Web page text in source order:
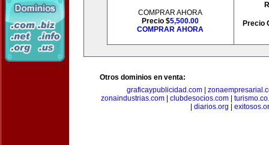
COMPRAR AHORA
Precio $5,500.00
COMPRAR AHORA
Precio
Otros dominios en venta:
graficaypublicidad.com
zonaindustrias.com| clubdesocios.com|
diarios.org